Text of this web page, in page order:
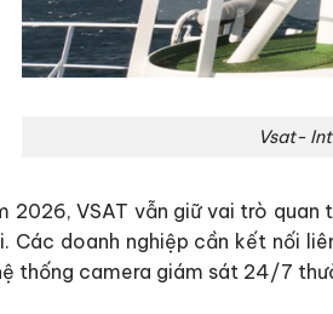
Vsat-
2026, VSAT vẫn giữ vai trò
Các doanh nghiệp cần kết nối
thống camera giám sát 24/7